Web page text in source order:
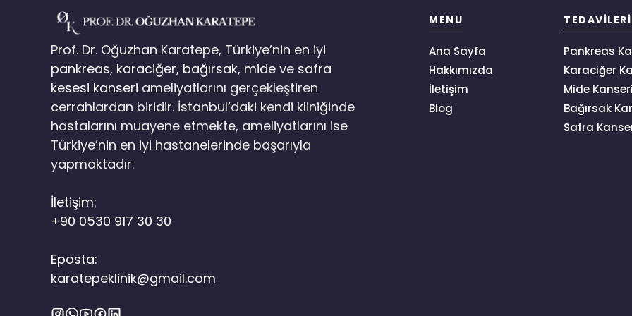
Prof. Dr. Oğuzhan Karatepe, Türkiye’nin en iyi
pankreas, karaciğer, bağırsak, mide ve safra
kesesi kanseri ameliyatlarını gerçekleştiren
cerrahlardan biridir. İstanbul’daki kendi kliniğinde
hastalarını muayene etmekte, ameliyatlarını ise
Türkiye’nin en iyi hastanelerinde başarıyla
yapmaktadır.
İletişim:
+90 0530 917 30 30
Eposta:
karatepeklinik@gmail.com
MENU
Ana Sayfa
Hakkımızda
İletişim
Blog
Pankreas
Karaciğer
Mide
Bağırsak
Safra